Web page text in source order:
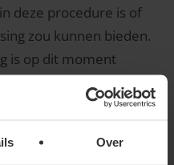
Over
deze procedure is of
zou kunnen bieden.
is op dit moment
in de toekomst nog